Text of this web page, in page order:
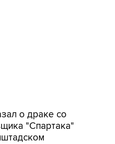
о драке со
"Спартака"